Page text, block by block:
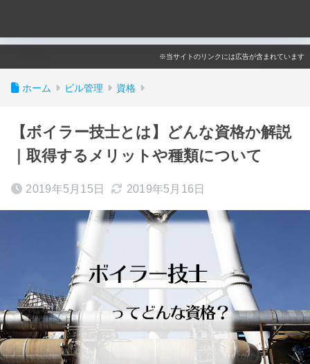
※当サイトのリンクには広告が含まれています
ホーム ビル管理 資格
【ボイラー技士とは】どんな資格か解説
｜取得するメリットや種類について
2019年5月15日 2019年5月16日